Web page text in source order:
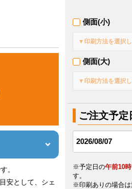
。
安として、シェ
側面(小)
▼印刷方法を選択
側面(大)
▼印刷方法を選択
ご注文予定
※予定日の午前10時
す。
※印刷ありの場合は